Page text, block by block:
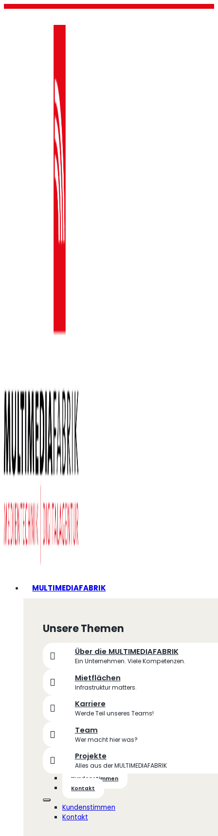
MULTIMEDIAFABRIK
Unsere Themen
Über die MULTIMEDIAFABRIK
Ein Unternehmen. Viele Kompetenzen.
Mietflächen
Infrastruktur matters.
Karriere
Werde Teil unseres Teams!
Team
Wer macht hier was?
Projekte
Alles aus der MULTIMEDIAFABRIK
Kundenstimmen
Kontakt
Kundenstimmen
Kontakt